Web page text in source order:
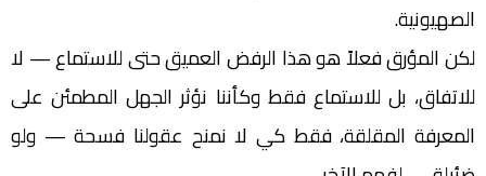
الصهيونية.
لكن المؤرق فعلاً هو هذا الرفض العميق حتى للاستماع — لا
للاتفاق، بل للاستماع فقط وكأننا نؤثر الجهل المطمئن على
المعرفة المقلقة، فقط كي لا نمنح عقولنا فسحة — ولو